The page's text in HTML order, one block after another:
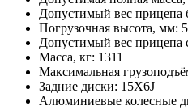
Допустимый вес прицепа
Погрузочная высота, мм:
Допустимый вес прицепа
Масса, кг: 1311
Максимальная
Задние диски: 15X6J
Алюминиевые колесные